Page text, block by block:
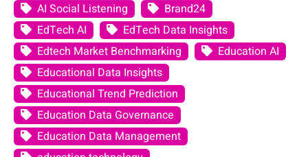
AI Social Listening
Brand24
EdTech AI
EdTech Data Insights
Edtech Market Benchmarking
Education AI
Educational Data Insights
Educational Trend Prediction
Education Data Governance
Education Data Management